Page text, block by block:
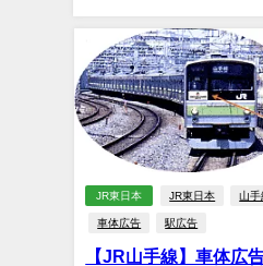
JR東日本 JR東日本 山手
車体広告 駅広告
【JR山手線】車体広